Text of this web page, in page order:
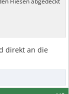
direkt an die